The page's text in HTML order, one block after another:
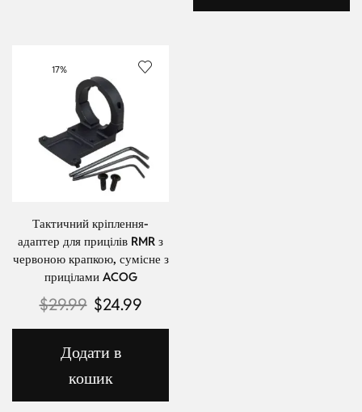
17%
Тактичний кріплення-
адаптер для прицілів RMR з
червоною крапкою, сумісне з
прицілами ACOG
$29.99 $24.99
Додати в
кошик